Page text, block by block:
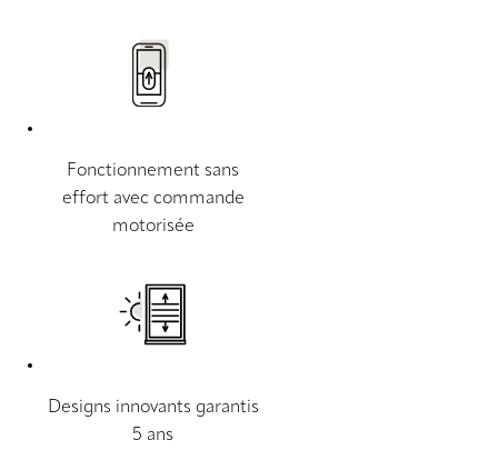
Fonctionnement sans
effort avec commande
motorisée
Designs innovants garantis
5 ans